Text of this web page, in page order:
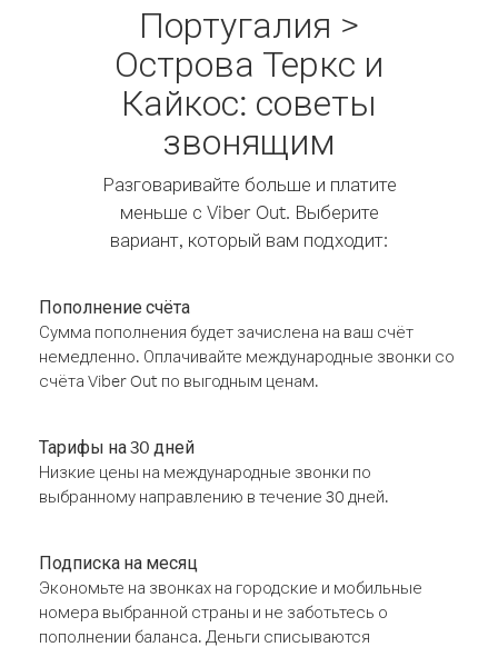
Португалия >
Острова Теркс и
Кайкос: советы
звонящим
Разговаривайте больше и платите
меньше с Viber Out. Выберите
вариант, который вам подходит:
Пополнение счёта
Сумма пополнения будет зачислена на ваш счёт
немедленно. Оплачивайте международные звонки со
счёта Viber Out по выгодным ценам.
Тарифы на 30 дней
Низкие цены на международные звонки по
выбранному направлению в течение 30 дней.
Подписка на месяц
Экономьте на звонках на городские и мобильные
номера выбранной страны и не заботьтесь о
пополнении баланса. Деньги списываются